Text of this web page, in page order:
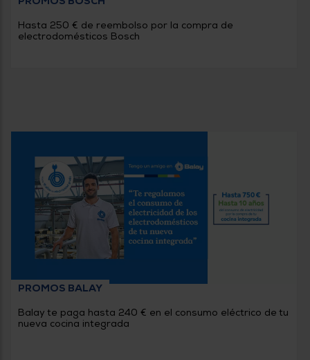
Hasta 250 € de reembolso por la compra de
electrodomésticos Bosch
PROMOS BALAY
Balay te paga hasta 240 € en el consumo eléctrico de tu
nueva cocina integrada